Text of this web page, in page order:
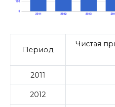
Период
Чистая
2011
2012